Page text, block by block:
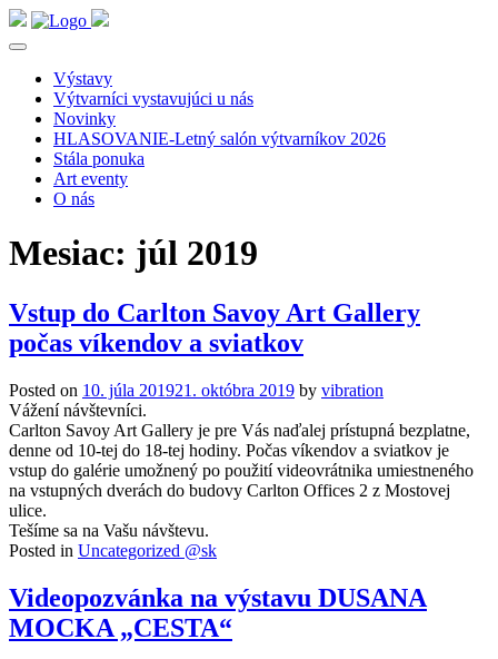
Výstavy
Výtvarníci vystavujúci u nás
Novinky
HLASOVANIE-Letný salón výtvarníkov 2026
Stála ponuka
Art eventy
O nás
Mesiac: júl 2019
Vstup do Carlton Savoy Art Gallery
počas víkendov a sviatkov
Posted on 10. júla 201921. októbra 2019 by vibration
Vážení návštevníci.
Carlton Savoy Art Gallery je pre Vás naďalej prístupná bezplatne,
denne od 10-tej do 18-tej hodiny. Počas víkendov a sviatkov je
vstup do galérie umožnený po použití videovrátnika umiestneného
na vstupných dverách do budovy Carlton Offices 2 z Mostovej
ulice.
Tešíme sa na Vašu návštevu.
Posted in Uncategorized @sk
Videopozvánka na výstavu DUSANA
MOCKA „CESTA“